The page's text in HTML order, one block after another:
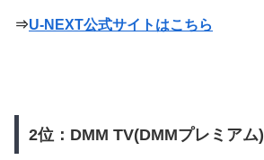
⇒U-NEXT公式サイトはこちら
2位：DMM TV(DMMプレミアム)